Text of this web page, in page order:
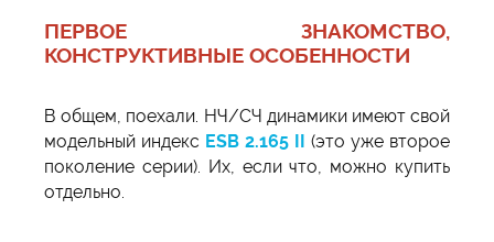
ПЕРВОЕ ЗНАКОМСТВО,
КОНСТРУКТИВНЫЕ ОСОБЕННОСТИ
В общем, поехали. НЧ/СЧ динамики имеют свой
модельный индекс ESB 2.165 II (это уже второе
поколение серии). Их, если что, можно купить
отдельно.